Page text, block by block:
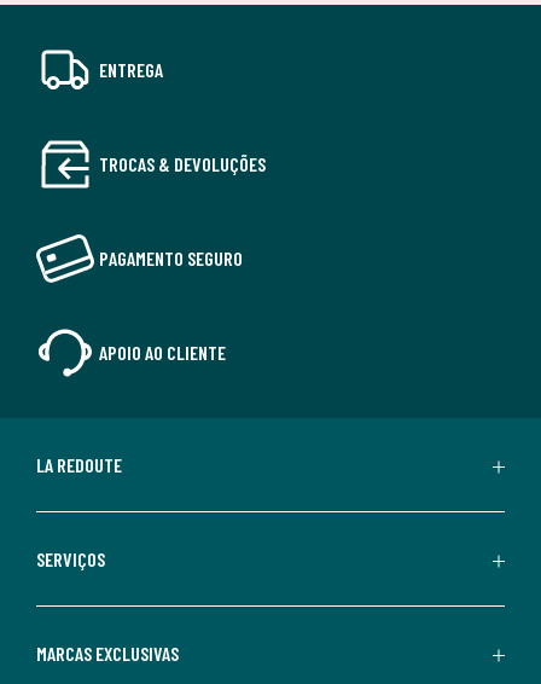
ENTREGA
TROCAS & DEVOLUÇÕES
PAGAMENTO SEGURO
APOIO AO CLIENTE
LA REDOUTE
SERVIÇOS
MARCAS EXCLUSIVAS